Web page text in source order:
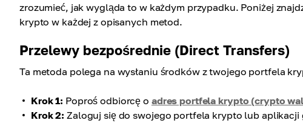
zrozumieć, jak wygląda to w każdym przypadku. Poniżej
krypto w każdej z opisanych metod.
Przelewy bezpośrednie (Direct Transfers)
Ta metoda polega na wysłaniu środków z twojego portfela
Krok 1: Poproś odbiorcę o adres portfela krypto (crypto
Krok 2: Zaloguj się do swojego portfela krypto lub aplikacji